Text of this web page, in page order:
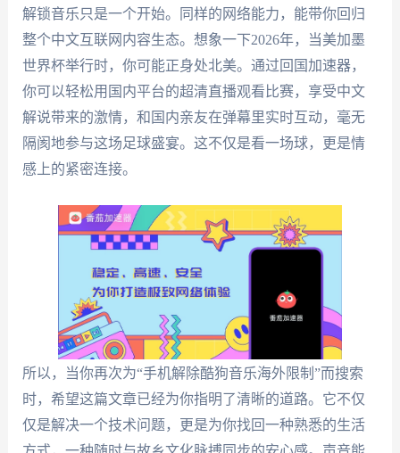
解锁音乐只是一个开始。同样的网络能力，能带你回归
整个中文互联网内容生态。想象一下2026年，当美加墨
世界杯举行时，你可能正身处北美。通过回国加速器，
你可以轻松用国内平台的超清直播观看比赛，享受中文
解说带来的激情，和国内亲友在弹幕里实时互动，毫无
隔阂地参与这场足球盛宴。这不仅是看一场球，更是情
感上的紧密连接。
所以，当你再次为“手机解除酷狗音乐海外限制”而搜索
时，希望这篇文章已经为你指明了清晰的道路。它不仅
仅是解决一个技术问题，更是为你找回一种熟悉的生活